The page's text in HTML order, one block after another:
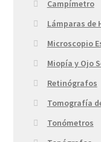
Campímetro
Lámparas de
Microscopio
Miopía y Ojo
Retinógrafos
Tomografía
Tonómetros